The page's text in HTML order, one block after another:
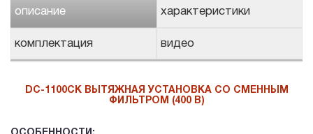
описание характеристики
комплектация видео
DC-1100CK ВЫТЯЖНАЯ УСТАНОВКА СО СМЕННЫМ
ФИЛЬТРОМ (400 В)